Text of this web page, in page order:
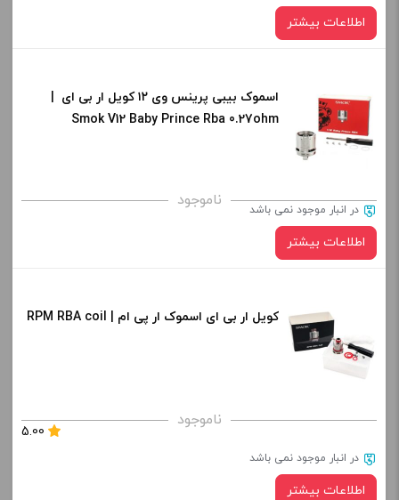
اطلاعات بیشتر
اسموک بیبی پرینس وی ۱۲ کویل ار بی ای |
Smok V12 Baby Prince Rba 0.27ohm
ناموجود در انبار موجود نمی باشد
اطلاعات بیشتر
کویل ار بی ای اسموک ار پی ام | RPM RBA coil
ناموجود
5.00
در انبار موجود نمی باشد
اطلاعات بیشتر